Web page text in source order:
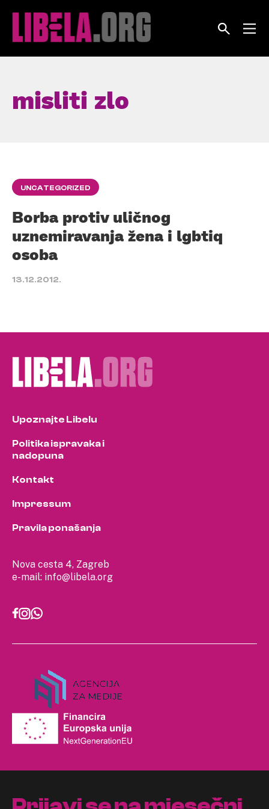
misliti zlo
UNCATEGORIZED
Borba protiv uličnog
uznemiravanja žena i lgbtiq
osoba
13.12.2012.
Nova cesta 4, Zagreb
e-mail: info@libela.org
Upoznajte Libelu
Politika ispravaka i
nadopuna
Kontakt
Impressum
Pravila ponašanja